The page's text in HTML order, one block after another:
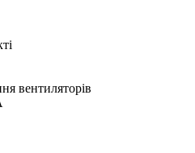
вентиляторів